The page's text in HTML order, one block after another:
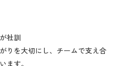
社訓
りを大切にし、チームで支え合
ます。